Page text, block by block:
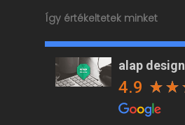
Így értékeltetek minket
alap design
4.9